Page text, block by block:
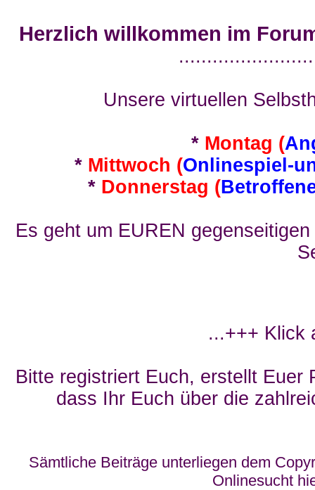
Herzlich willkommen im
Unsere virtuellen
* Montag (
* Mittwoch (Onlinespiel-
* Donnerstag (
Es geht um EUREN
...+++ Klick
Bitte registriert Euch, erstellt Euer
dass Ihr Euch über die
Sämtliche Beiträge unterliegen dem
Onlinesucht